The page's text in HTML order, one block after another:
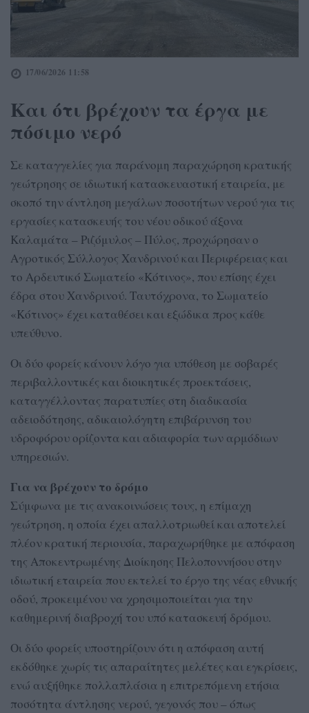
17/06/2026 11:58
Και ότι βρέχουν τα έργα με
πόσιμο νερό
Σε καταγγελίες για παράνομη παραχώρηση κρατικής
γεώτρησης σε ιδιωτική κατασκευαστική εταιρεία, με
σκοπό την άντληση μεγάλων ποσοτήτων νερού για τις
εργασίες κατασκευής του νέου οδικού άξονα
Καλαμάτα – Ριζόμυλος – Πύλος, προχώρησαν ο
Αγροτικός Σύλλογος Χανδρινού και Περιφέρειας και
το Αρδευτικό Σωματείο «Κότινος», που επίσης έχει
έδρα στου Χανδρινού. Ταυτόχρονα, το Σωματείο
«Κότινος» έχει καταθέσει και εξώδικα προς κάθε
υπεύθυνο.
Οι δύο φορείς κάνουν λόγο για υπόθεση με σοβαρές
περιβαλλοντικές και διοικητικές προεκτάσεις,
καταγγέλλοντας παρατυπίες στη διαδικασία
αδειοδότησης, αδικαιολόγητη επιβάρυνση του
υδροφόρου ορίζοντα και αδιαφορία των αρμόδιων
υπηρεσιών.
Για να βρέχουν το δρόμο
Σύμφωνα με τις ανακοινώσεις τους, η επίμαχη
γεώτρηση, η οποία έχει απαλλοτριωθεί και αποτελεί
πλέον κρατική περιουσία, παραχωρήθηκε με απόφαση
της Αποκεντρωμένης Διοίκησης Πελοποννήσου στην
ιδιωτική εταιρεία που εκτελεί το έργο της νέας εθνικής
οδού, προκειμένου να χρησιμοποιείται για την
καθημερινή διαβροχή του υπό κατασκευή δρόμου.
Οι δύο φορείς υποστηρίζουν ότι η απόφαση αυτή
εκδόθηκε χωρίς τις απαραίτητες μελέτες και εγκρίσεις,
ενώ αυξήθηκε πολλαπλάσια η επιτρεπόμενη ετήσια
ποσότητα άντλησης νερού, γεγονός που – όπως